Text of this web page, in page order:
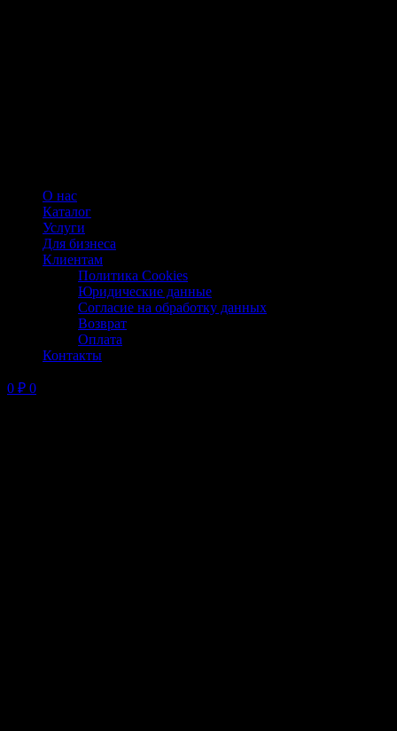
О нас
Каталог
Услуги
Для бизнеса
Клиентам
Политика Cookies
Юридические данные
Согласие на обработку данных
Возврат
Оплата
Контакты
0 ₽ 0